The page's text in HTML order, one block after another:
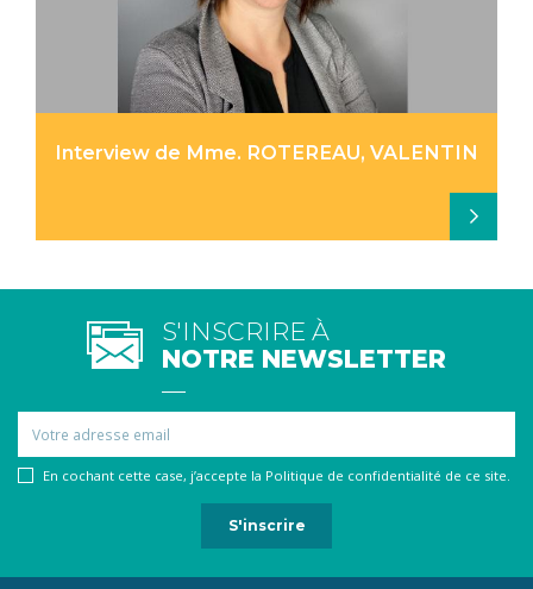
Interview de Mme. ROTEREAU, VALENTIN
S'INSCRIRE À
NOTRE NEWSLETTER
En cochant cette case, j’accepte la Politique de confidentialité de ce site.